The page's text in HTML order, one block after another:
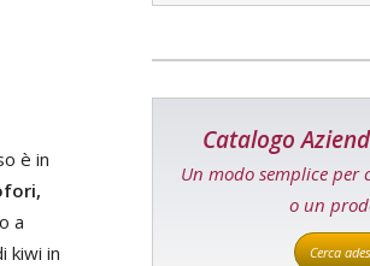
è in
a
kiwi in
Catalogo
Un modo semplice per
o un
Cerca